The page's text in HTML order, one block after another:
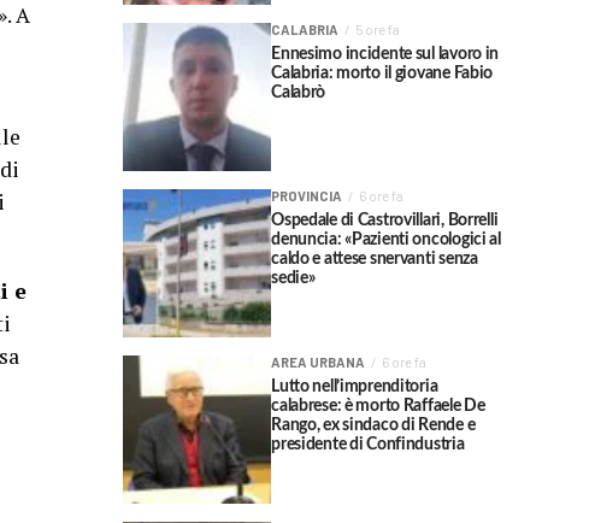
A
e
CALABRIA 5 ore fa
Ennesimo incidente sul lavoro in
Calabria: morto il giovane Fabio
Calabrò
PROVINCIA 6 ore fa
Ospedale di Castrovillari, Borrelli
denuncia: «Pazienti oncologici al
caldo e attese snervanti senza
sedie»
AREA URBANA 6 ore fa
Lutto nell’imprenditoria
calabrese: è morto Raffaele De
Rango, ex sindaco di Rende e
presidente di Confindustria